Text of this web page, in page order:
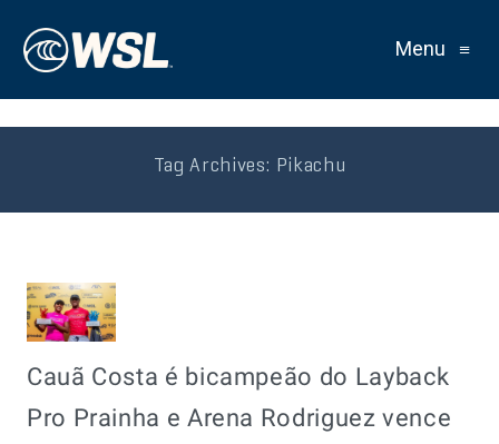
Menu ≡
Tag Archives: Pikachu
Cauã Costa é bicampeão do Layback
Pro Prainha e Arena Rodriguez vence